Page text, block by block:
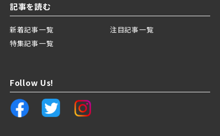
記事を読む
新着記事一覧
注目記事一覧
特集記事一覧
Follow Us!